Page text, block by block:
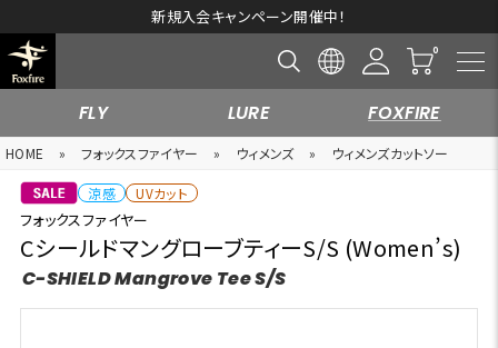
新規入会キャンペーン開催中！
FLY LURE FOXFIRE
HOME » フォックスファイヤー » ウィメンズ » ウィメンズカットソー
涼感 UVカット
フォックスファイヤー
CシールドマングローブティーS/S (Women’s)
C-SHIELD Mangrove Tee S/S